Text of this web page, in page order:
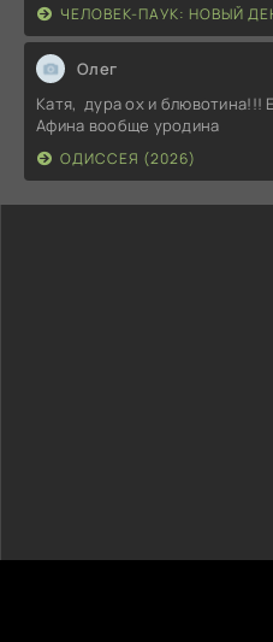
ЧЕЛОВЕК-ПАУК: НОВЫЙ
Олег
Катя, дура ох и блювотина!!!
Афина вообще уродина
ОДИССЕЯ (2026)